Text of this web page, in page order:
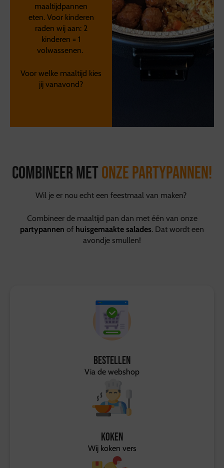
maaltijdpannen
eten. Voor kinderen
raden wij aan: 2
kinderen = 1
volwassenen.
Voor welke maaltijd kies
jij vanavond?
Combineer metonze partypannen!
Wil je er nou echt een feestmaal van maken?
Combineer de maaltijd pan dan met één van onze
partypannen of huisgemaakte salades. Dat wordt een
avondje smullen!
Bestellen
Via de webshop
Koken
Wij koken vers